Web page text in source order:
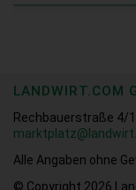
LANDWIRT.COM
Rechbauerstraße 4/
Alle Angaben ohne
© Copyright 2026